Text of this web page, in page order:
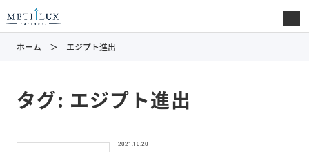
ホーム エジプト進出
タグ: エジプト進出
2021.10.20